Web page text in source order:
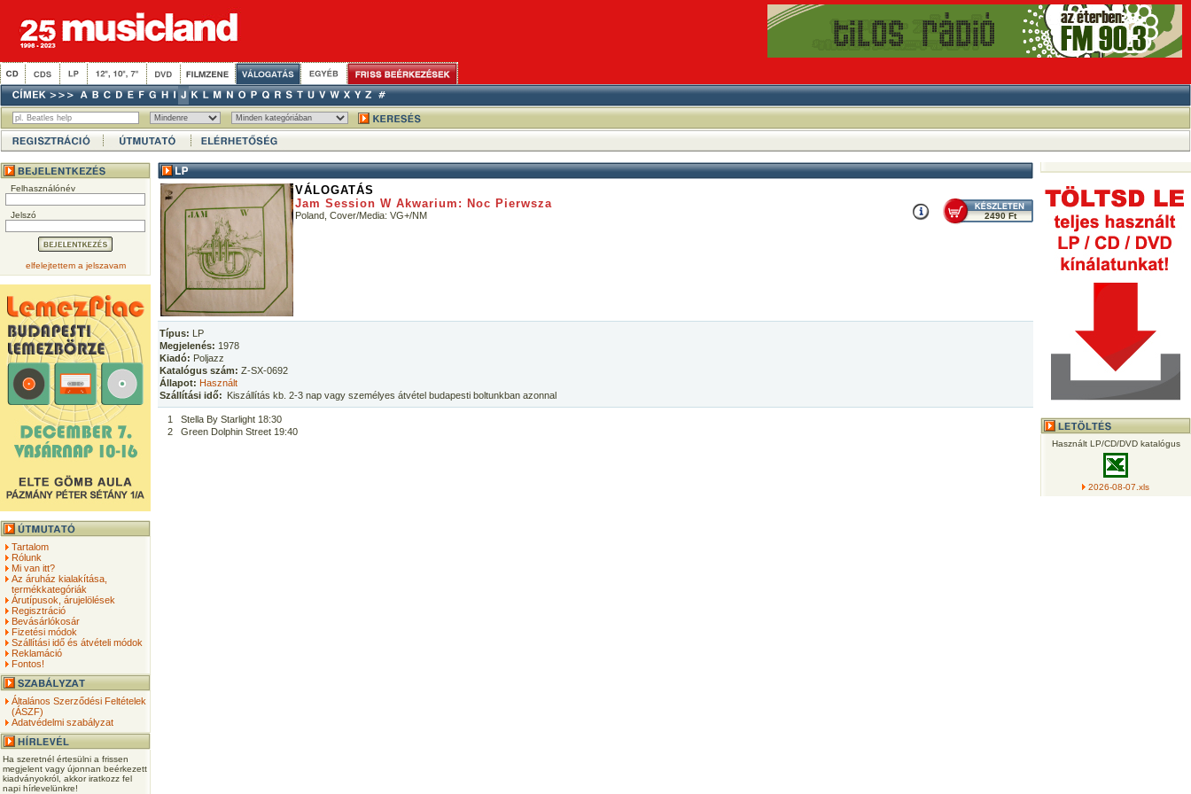
Felhasználónév
Jelszó
elfelejtettem a jelszavam
Tartalom
Rólunk
Mi van itt?
Az áruház kialakítása,
termékkategóriák
Árutípusok, árujelölések
Regisztráció
Bevásárlókosár
Fizetési módok
Szállítási idő és átvételi módok
Reklamáció
Fontos!
Általános Szerződési Feltételek
(ÁSZF)
Adatvédelmi szabályzat
Ha szeretnél értesülni a frissen
megjelent vagy újonnan beérkezett
kiadványokról, akkor iratkozz fel
napi hírlevelünkre!
VÁLOGATÁS
Jam Session W Akwarium: Noc Pierwsza
Poland, Cover/Media: VG+/NM 2490 Ft
Típus: LP
Megjelenés: 1978
Kiadó: Poljazz
Katalógus szám: Z-SX-0692
Állapot: Használt
Szállítási idő: Kiszállítás kb. 2-3 nap vagy személyes átvétel budapesti boltunkban azonnal
1
Stella By Starlight 18:30
2
Green Dolphin Street 19:40
Használt LP/CD/DVD katalógus
2026-08-07.xls